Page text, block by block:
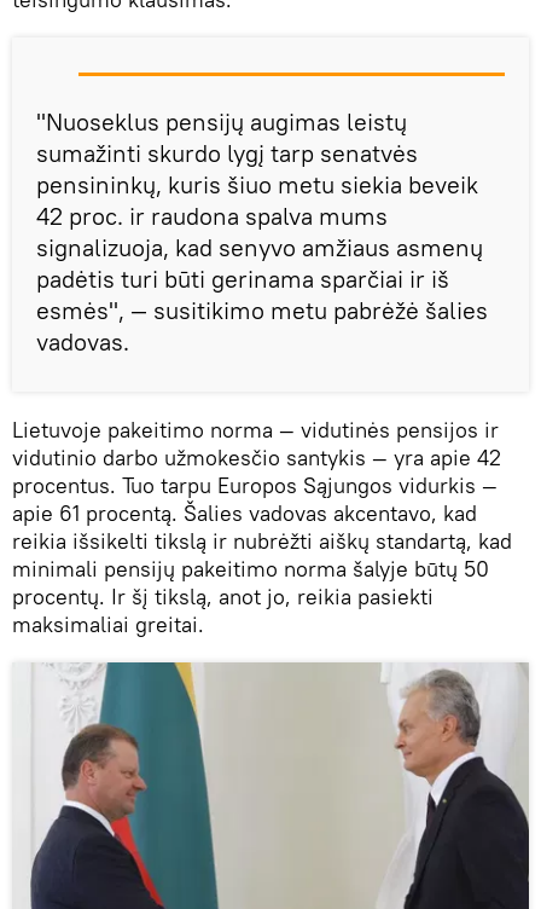
"Nuoseklus pensijų augimas leistų
sumažinti skurdo lygį tarp senatvės
pensininkų, kuris šiuo metu siekia beveik
42 proc. ir raudona spalva mums
signalizuoja, kad senyvo amžiaus asmenų
padėtis turi būti gerinama sparčiai ir iš
esmės", — susitikimo metu pabrėžė šalies
vadovas.
Lietuvoje pakeitimo norma — vidutinės pensijos ir
vidutinio darbo užmokesčio santykis — yra apie 42
procentus. Tuo tarpu Europos Sąjungos vidurkis —
apie 61 procentą. Šalies vadovas akcentavo, kad
reikia išsikelti tikslą ir nubrėžti aiškų standartą, kad
minimali pensijų pakeitimo norma šalyje būtų 50
procentų. Ir šį tikslą, anot jo, reikia pasiekti
maksimaliai greitai.